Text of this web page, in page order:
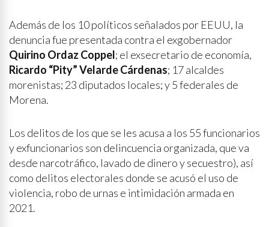
Además de los 10 políticos señalados por EEUU, la
denuncia fue presentada contra el exgobernador
Quirino Ordaz Coppel; el exsecretario de economía,
Ricardo “Pity” Velarde Cárdenas; 17 alcaldes
morenistas; 23 diputados locales; y 5 federales de
Morena.
Los delitos de los que se les acusa a los 55 funcionarios
y exfuncionarios son delincuencia organizada, que va
desde narcotráfico, lavado de dinero y secuestro), así
como delitos electorales donde se acusó el uso de
violencia, robo de urnas e intimidación armada en
2021.